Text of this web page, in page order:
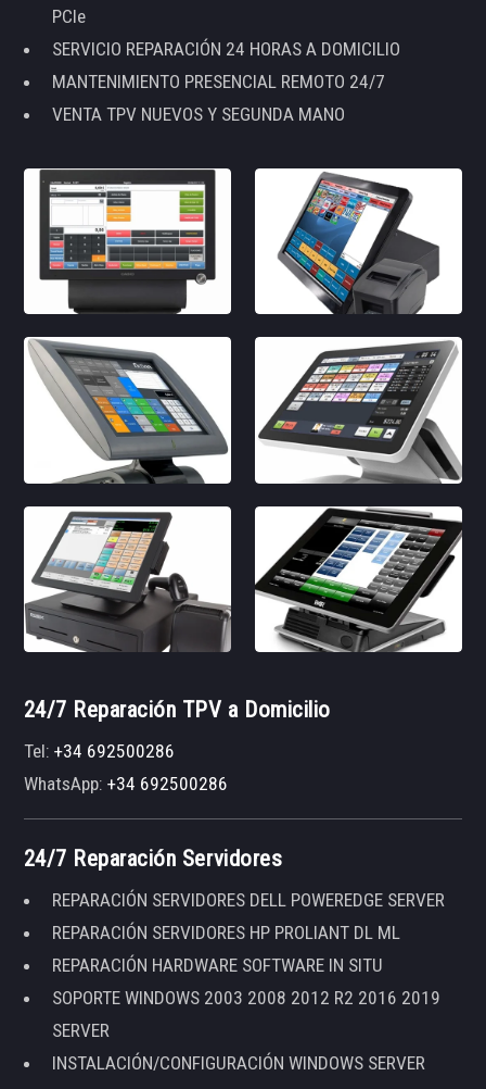
PCIe
SERVICIO REPARACIÓN 24 HORAS A DOMICILIO
MANTENIMIENTO PRESENCIAL REMOTO 24/7
VENTA TPV NUEVOS Y SEGUNDA MANO
24/7 Reparación TPV a Domicilio
Tel:+34 692500286
WhatsApp:+34 692500286
24/7 Reparación Servidores
REPARACIÓN SERVIDORES DELL POWEREDGE SERVER
REPARACIÓN SERVIDORES HP PROLIANT DL ML
REPARACIÓN HARDWARE SOFTWARE IN SITU
SOPORTE WINDOWS 2003 2008 2012 R2 2016 2019
SERVER
INSTALACIÓN/CONFIGURACIÓN WINDOWS SERVER